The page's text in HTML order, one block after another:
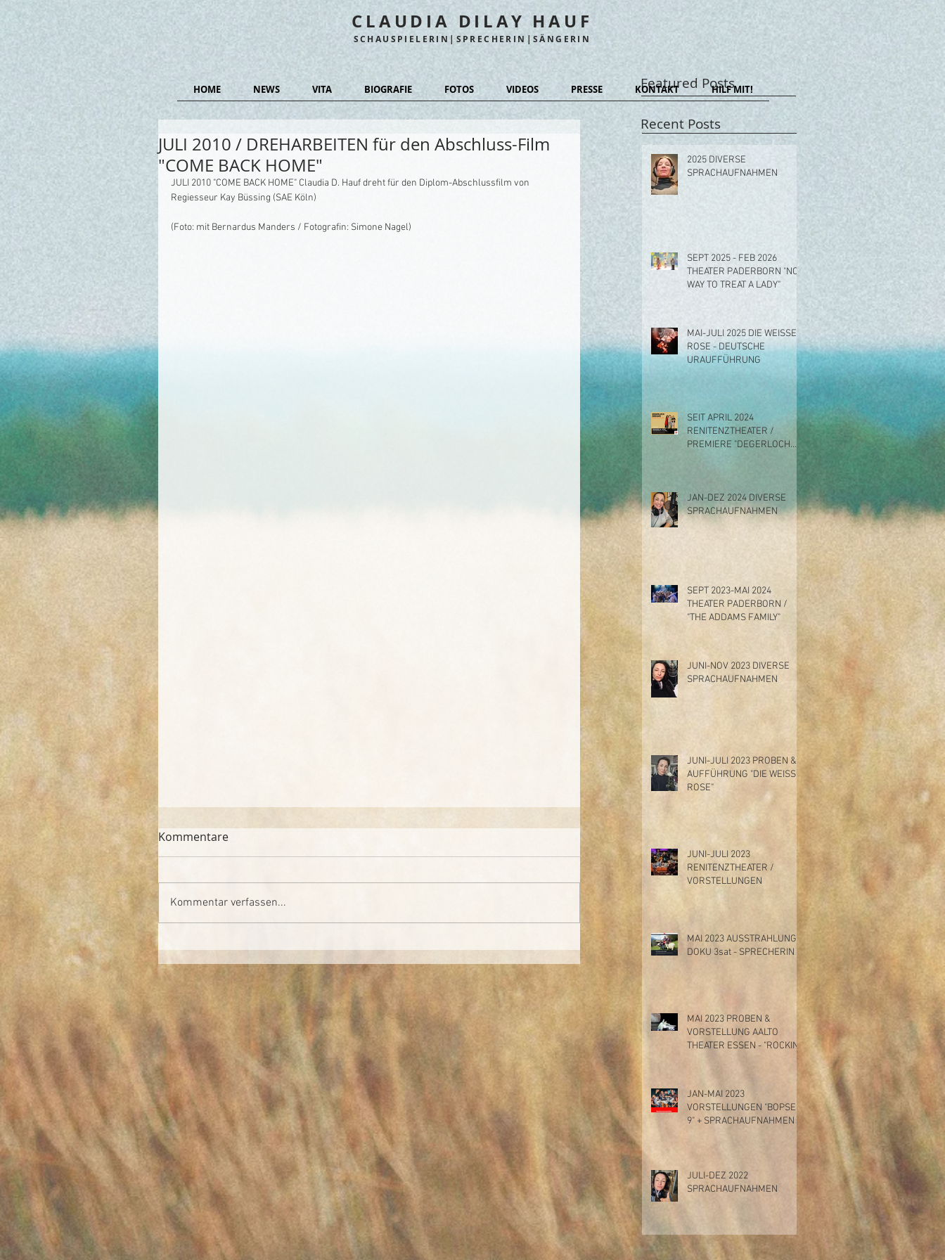
CLAUDIA DILAY HAUF
SCHAUSPIELERIN|SPRECHERIN|SÄNGERIN
JULI 2010 / DREHARBEITEN für den Abschluss-Film
"COME BACK HOME"
JULI 2010 "COME BACK HOME" Claudia D. Hauf dreht für den Diplom-Abschlussfilm von
Regiesseur Kay Büssing (SAE Köln)
(Foto: mit Bernardus Manders / Fotografin: Simone Nagel)
Kommentare
Kommentar verfassen...
2025 DIVERSE
SPRACHAUFNAHMEN
SEPT 2025 - FEB 2026
THEATER PADERBORN "NO
WAY TO TREAT A LADY"
MAI-JULI 2025 DIE WEISSE
ROSE - DEUTSCHE
URAUFFÜHRUNG
SEIT APRIL 2024
RENITENZTHEATER /
PREMIERE "DEGERLOCH
JAN-DEZ 2024 DIVERSE
SPRACHAUFNAHMEN
SEPT 2023-MAI 2024
THEATER PADERBORN /
"THE ADDAMS FAMILY"
JUNI-NOV 2023 DIVERSE
SPRACHAUFNAHMEN
JUNI-JULI 2023 PROBEN &
AUFFÜHRUNG "DIE WEISSE
ROSE"
JUNI-JULI 2023
RENITENZTHEATER /
VORSTELLUNGEN
MAI 2023 AUSSTRAHLUNG
DOKU 3sat - SPRECHERIN
MAI 2023 PROBEN &
VORSTELLUNG AALTO
THEATER ESSEN - "ROCKIN'
JAN-MAI 2023
VORSTELLUNGEN "BOPSER
9" + SPRACHAUFNAHMEN
JULI-DEZ 2022
SPRACHAUFNAHMEN
Recent Posts
Featured Posts
HOME NEWS VITA BIOGRAFIE FOTOS VIDEOS PRESSE KONTAKT HILF MIT!